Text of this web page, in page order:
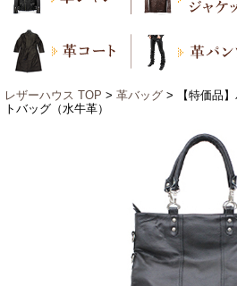
レザーハウス TOP > 革バッグ > 【特価品
トバッグ（水牛革）